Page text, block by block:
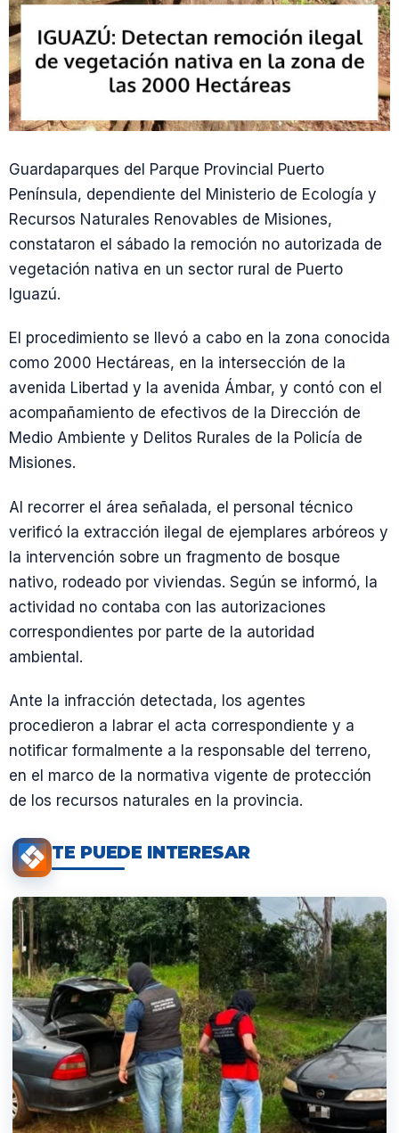
Guardaparques del Parque Provincial Puerto
Península, dependiente del Ministerio de Ecología y
Recursos Naturales Renovables de Misiones,
constataron el sábado la remoción no autorizada de
vegetación nativa en un sector rural de Puerto
Iguazú.
El procedimiento se llevó a cabo en la zona conocida
como 2000 Hectáreas, en la intersección de la
avenida Libertad y la avenida Ámbar, y contó con el
acompañamiento de efectivos de la Dirección de
Medio Ambiente y Delitos Rurales de la Policía de
Misiones.
Al recorrer el área señalada, el personal técnico
verificó la extracción ilegal de ejemplares arbóreos y
la intervención sobre un fragmento de bosque
nativo, rodeado por viviendas. Según se informó, la
actividad no contaba con las autorizaciones
correspondientes por parte de la autoridad
ambiental.
Ante la infracción detectada, los agentes
procedieron a labrar el acta correspondiente y a
notificar formalmente a la responsable del terreno,
en el marco de la normativa vigente de protección
de los recursos naturales en la provincia.
TE PUEDE INTERESAR